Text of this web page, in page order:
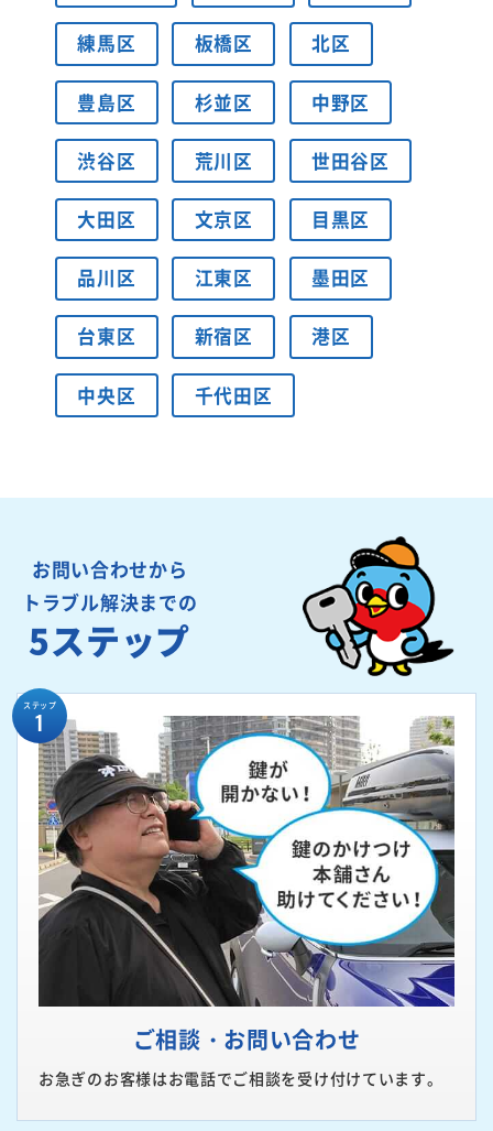
練馬区 板橋区 北区
豊島区 杉並区 中野区
渋谷区 荒川区 世田谷区
大田区 文京区 目黒区
品川区 江東区 墨田区
台東区 新宿区 港区
中央区 千代田区
お問い合わせから
トラブル解決までの
5ステップ
ステップ
1
ご相談・お問い合わせ
お急ぎのお客様はお電話でご相談を受け付けています。